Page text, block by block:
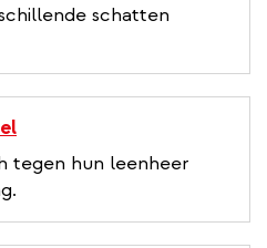
schatten
tegen hun leenheer